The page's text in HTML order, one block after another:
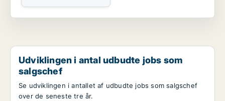
Udviklingen i antal udbudte jobs som
salgschef
Se udviklingen i antallet af udbudte jobs som salgschef
over de seneste tre år.